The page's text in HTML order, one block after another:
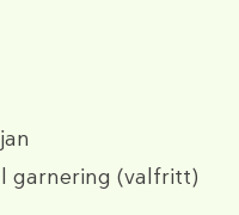
garnering (valfritt)